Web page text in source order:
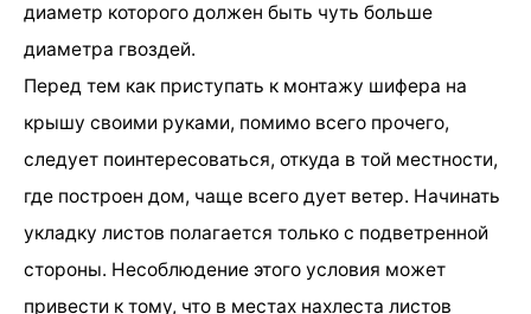
диаметр которого должен быть чуть больше
диаметра гвоздей.
Перед тем как приступать к монтажу шифера на
крышу своими руками, помимо всего прочего,
следует поинтересоваться, откуда в той местности,
где построен дом, чаще всего дует ветер. Начинать
укладку листов полагается только с подветренной
стороны. Несоблюдение этого условия может
привести к тому, что в местах нахлеста листов